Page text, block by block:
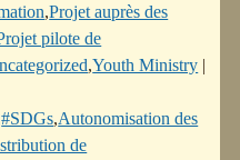
,Projet auprès des
pilote de
,Youth Ministry |
#SDGs,Autonomisation des
de